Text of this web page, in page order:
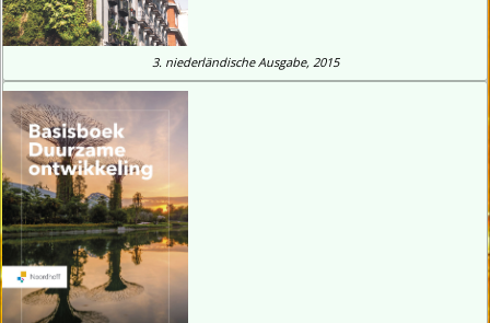
3. niederländischeAusgabe, 2015